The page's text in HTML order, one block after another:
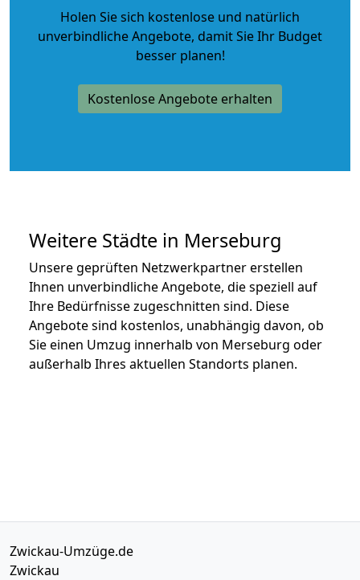
Holen Sie sich kostenlose und natürlich
unverbindliche Angebote, damit Sie Ihr Budget
besser planen!
Kostenlose Angebote erhalten
Weitere Städte in Merseburg
Unsere geprüften Netzwerkpartner erstellen
Ihnen unverbindliche Angebote, die speziell auf
Ihre Bedürfnisse zugeschnitten sind. Diese
Angebote sind kostenlos, unabhängig davon, ob
Sie einen Umzug innerhalb von Merseburg oder
außerhalb Ihres aktuellen Standorts planen.
Zwickau-Umzüge.de
Zwickau